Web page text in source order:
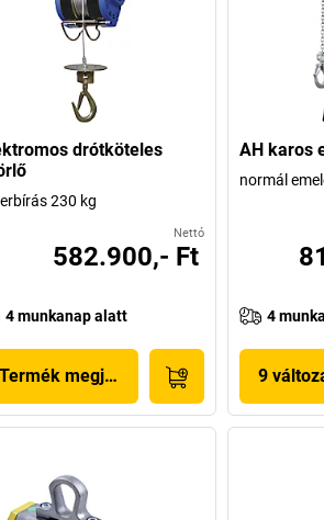
drótköteles
230 kg
Nettó
582.900,- Ft
4 munkanap alatt
Termék megjelenítése
AH karos
normál
4
9